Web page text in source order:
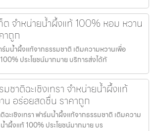
ต จำหน่ายน้ำผึ้งแท้ 100% หอม หวาน
าถูก
มน้ำผึ้งแท้จากธรรมชาติ เติมความหวานเพื่อ
ประโยชน์มากมาย บริการส่งได้ทั
ชาติฉะเชิงเทรา จำหน่ายน้ำผึ้งแท้
น อร่อยสดชื่น ราคาถูก
ะเชิงเทรา ฟาร์มน้ำผึ้งแท้จากธรรมชาติ เติมความ
ำผึ้งแท้ 100% ประโยชน์มากมาย บร